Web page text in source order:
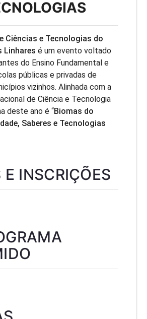
Ciências e Tecnologias do
Linhares é um evento voltado
do Ensino Fundamental e
públicas e privadas de
vizinhos. Alinhada com a
de Ciência e Tecnologia
deste ano é “Biomas do
Saberes e Tecnologias
E INSCRIÇÕES